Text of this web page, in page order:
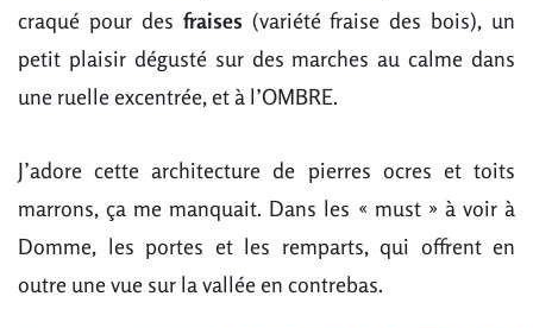
craqué pour des fraises (variété fraise des bois), un
petit plaisir dégusté sur des marches au calme dans
une ruelle excentrée, et à l’OMBRE.
J’adore cette architecture de pierres ocres et toits
marrons, ça me manquait. Dans les « must » à voir à
Domme, les portes et les remparts, qui offrent en
outre une vue sur la vallée en contrebas.